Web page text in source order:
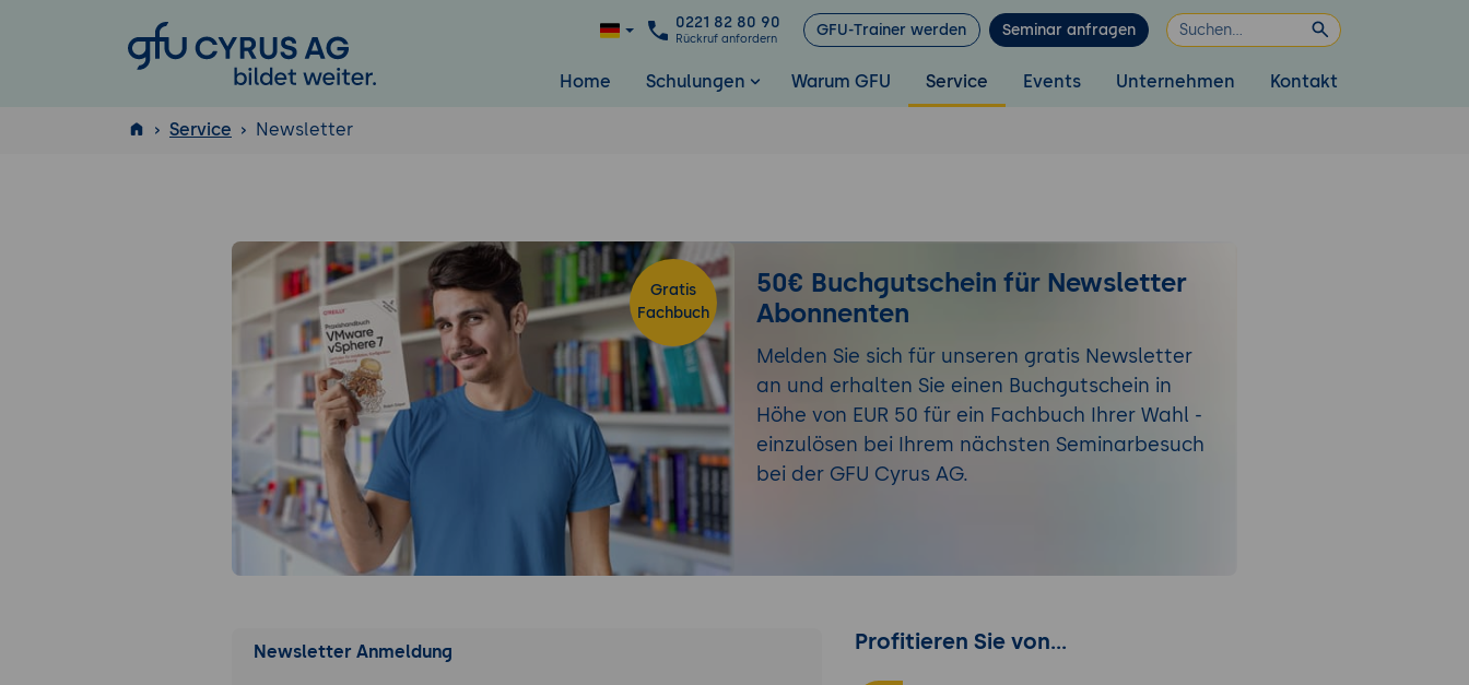
GFU Cyrus AG
0221 82 80 90
Rückruf anfordern GFU-Trainer werden Seminar anfragen
Home Schulungen Warum GFU Service Events Unternehmen Kontakt
ISTQB
Service Newsletter
Gratis
Fachbuch
50€ Buchgutschein für Newsletter
Abonnenten
Melden Sie sich für unseren gratis Newsletter
an und erhalten Sie einen Buchgutschein in
Höhe von EUR 50 für ein Fachbuch Ihrer Wahl -
einzulösen bei Ihrem nächsten Seminarbesuch
bei der GFU Cyrus AG.
Newsletter Anmeldung Profitieren Sie von...